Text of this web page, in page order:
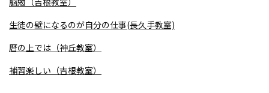
生徒の壁になるのが自分の仕事(長久手教室)
暦の上では（神丘教室）
補習楽しい（吉根教室）